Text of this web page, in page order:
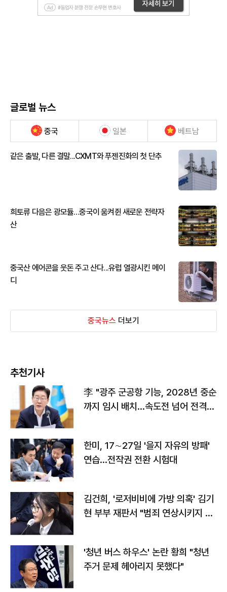
글로벌 뉴스
중국 일본 베트남
같은 출발, 다른 결말...CXMT와 푸젠진화의 첫 단추
희토류 다음은 광모듈…중국이 움켜쥔 새로운 전략자
산
중국산 에어콘을 웃돈 주고 산다...유럽 열광시킨 메이
디
중국뉴스 더보기
추천기사
李 "광주 군공항 기능, 2028년 중순
까지 임시 배치…속도전 넘어 전격
한미, 17∼27일 '을지 자유의 방패'
연습…전작권 전환 시험대
김건희, '로저비비에 가방 의혹' 김기
현 부부 재판서 "범죄 연상시키지 말
'청년 버스 하우스' 논란 황희 "청년
주거 문제 헤아리지 못했다"